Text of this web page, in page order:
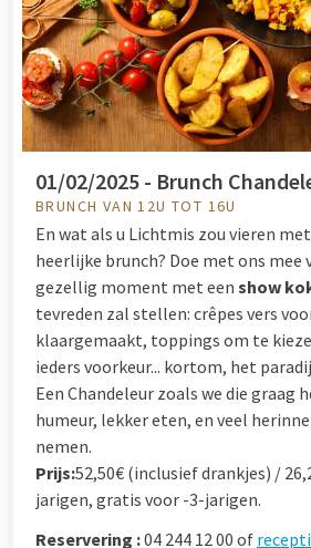
01/02/2025 - Brunch
BRUNCH VAN 12U TOT 16U
En wat als u Lichtmis zou vieren
heerlijke brunch? Doe met ons mee
gezellig moment met een show
tevreden zal stellen: crêpes vers
klaargemaakt, toppings om te
ieders voorkeur... kortom, het
Een Chandeleur zoals we die graag
humeur, lekker eten, en veel
nemen.
Prijs:52,50€ (inclusief drankjes) /
jarigen, gratis voor -3-jarigen.
Reservering :04 244 12 00 of